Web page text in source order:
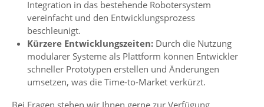
Integration in das bestehende Robotersystem
vereinfacht und den Entwicklungsprozess
beschleunigt.
Kürzere Entwicklungszeiten: Durch die Nutzung
modularer Systeme als Plattform können Entwickler
schneller Prototypen erstellen und Änderungen
umsetzen, was die Time-to-Market verkürzt.
Bei Fragen stehen wir Ihnen gerne zur Verfügung.